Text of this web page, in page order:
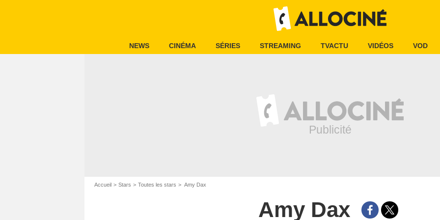
NEWS CINÉMA SÉRIES STREAMING TVACTU VIDÉOS VOD
Accueil Stars Toutes les stars Amy Dax
Amy Dax